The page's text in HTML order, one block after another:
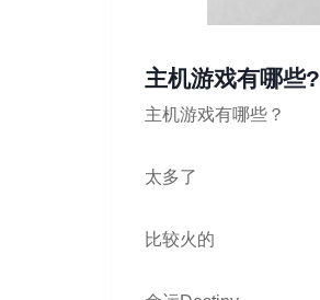
主机游戏有哪些?
主机游戏有哪些？
太多了
比较火的